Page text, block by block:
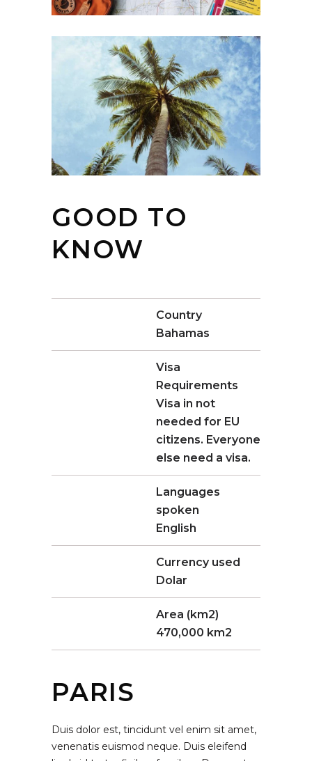
GOOD TO
KNOW
Country
Bahamas
Visa
Requirements
Visa in not
needed for EU
citizens. Everyone
else need a visa.
Languages
spoken
English
Currency used
Dolar
Area (km2)
470,000 km2
PARIS
Duis dolor est, tincidunt vel enim sit amet,
venenatis euismod neque. Duis eleifend